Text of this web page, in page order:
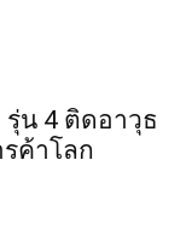
รุ่น 4 ติดอาวุธ
ค้าโลก